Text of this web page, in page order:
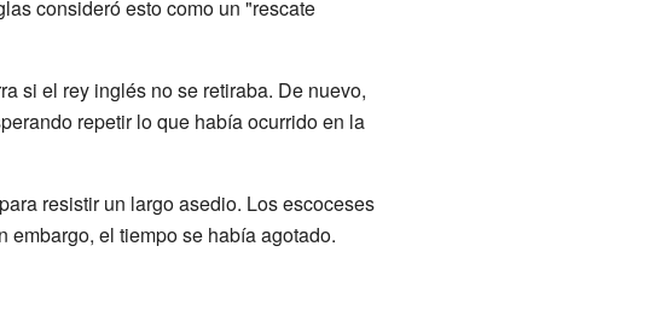
consideró esto como un "rescate
si el rey inglés no se retiraba. De nuevo,
repetir lo que había ocurrido en la
resistir un largo asedio. Los escoceses
embargo, el tiempo se había agotado.